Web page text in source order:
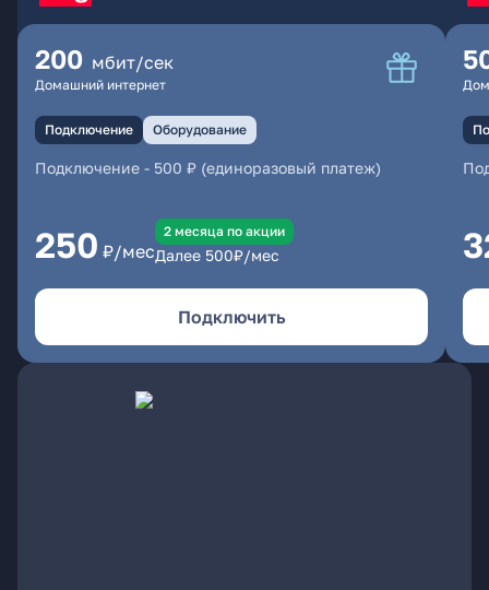
200 мбит/сек
Домашний интернет
Подключение Оборудование
Подключение - 500 ₽ (единоразовый платеж)
250 ₽/мес
2 месяцa по акции
Далее 500₽/мес
Подключить